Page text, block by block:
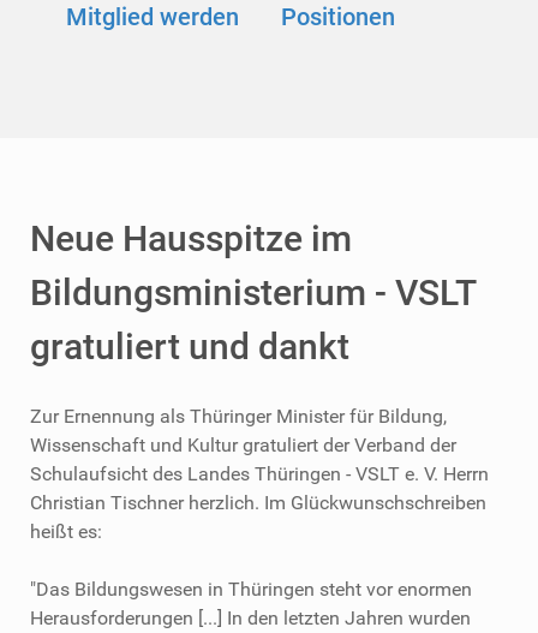
Mitglied werden Positionen
Neue Hausspitze im
Bildungsministerium - VSLT
gratuliert und dankt
Zur Ernennung als Thüringer Minister für Bildung,
Wissenschaft und Kultur gratuliert der Verband der
Schulaufsicht des Landes Thüringen - VSLT e. V. Herrn
Christian Tischner herzlich. Im Glückwunschschreiben
heißt es:
"Das Bildungswesen in Thüringen steht vor enormen
Herausforderungen [...] In den letzten Jahren wurden